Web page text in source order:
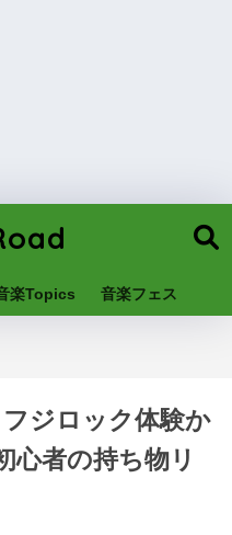
楽Topics 音楽フェス
フジロック体験か
心者の持ち物リ